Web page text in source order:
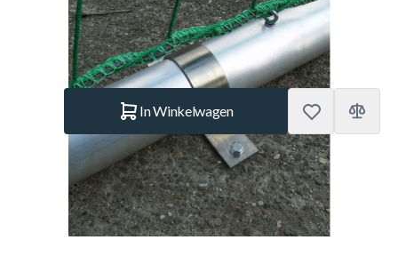
CZ.ANK.CH.BT.732 Merk:Calzio
€ 18.– Op voorraad
In Winkelwagen
Korte Beschrijving
- Enkel geschikt voor de Champion 732Meer Lezen